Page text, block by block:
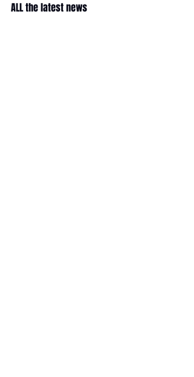
ALL the latest news